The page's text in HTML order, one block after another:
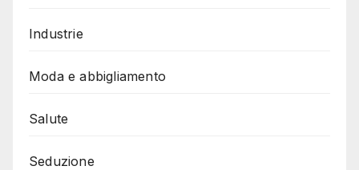
Industrie
Moda e abbigliamento
Salute
Seduzione